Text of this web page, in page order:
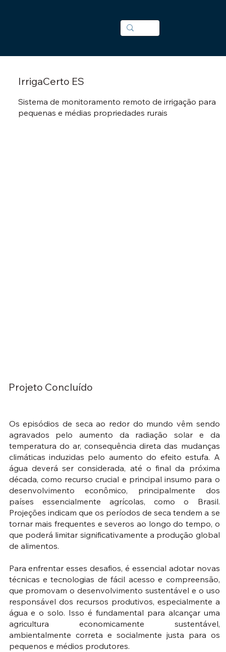
IrrigaCerto ES
Sistema de monitoramento remoto de irrigação para
pequenas e médias propriedades rurais
Projeto Concluído
Os episódios de seca ao redor do mundo vêm sendo
agravados pelo aumento da radiação solar e da
temperatura do ar, consequência direta das mudanças
climáticas induzidas pelo aumento do efeito estufa. A
água deverá ser considerada, até o final da próxima
década, como recurso crucial e principal insumo para o
desenvolvimento econômico, principalmente dos
países essencialmente agrícolas, como o Brasil.
Projeções indicam que os períodos de seca tendem a se
tornar mais frequentes e severos ao longo do tempo, o
que poderá limitar significativamente a produção global
de alimentos.
Para enfrentar esses desafios, é essencial adotar novas
técnicas e tecnologias de fácil acesso e compreensão,
que promovam o desenvolvimento sustentável e o uso
responsável dos recursos produtivos, especialmente a
água e o solo. Isso é fundamental para alcançar uma
agricultura economicamente sustentável,
ambientalmente correta e socialmente justa para os
pequenos e médios produtores.